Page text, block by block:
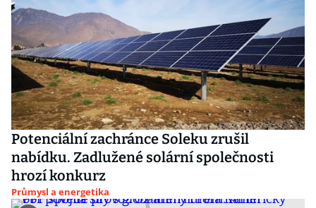
Potenciální zachránce Soleku zrušil
nabídku. Zadlužené solární společnosti
hrozí konkurz
Průmysl a energetika